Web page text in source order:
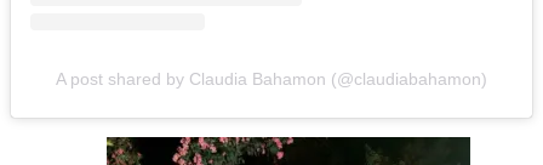
A post shared by Claudia Bahamon (@claudiabahamon)